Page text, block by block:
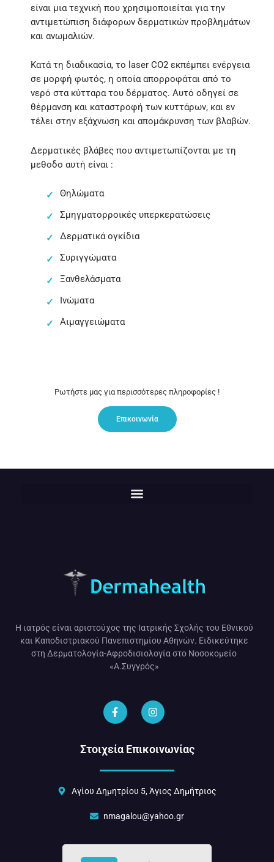
είναι μια τεχνική που χρησιμοποιείται για την
αντιμετώπιση διάφορων δερματικών προβλημάτων
και ανωμαλιών.
Κατά τη διαδικασία, το laser CO2 εκπέμπει ενέργεια
σε μορφή φωτός, η οποία απορροφάται από το
νερό στα κύτταρα του δέρματος. Αυτό οδηγεί σε
θέρμανση και καταστροφή των κυττάρων, και εν
τέλει στην εξάχνωση και απομάκρυνση των βλαβών.
Δερματικές βλάβες που αντιμετωπίζονται με τη
μεθοδο αυτή είναι :
Θηλώματα
Σμηγματορροικές υπερκερατώσεις
Δερματικά ογκίδια
Συριγγώματα
Ξανθελάσματα
Ινώματα
Αιμαγγειώματα
Ρωτήστε μας για περισσότερες πληροφορίες !
Επικοινωνία
Η ιατρός είναι αριστούχος της Ιατρικής Σχολής του Εθνικού
και Καποδιστριακού Πανεπιστημίου Αθηνών. Ειδικεύτηκε
στη Δερματολογία-Αφροδισιολογία στο Νοσοκομείο
«Α.Συγγρός»
Στοιχεία Επικοινωνίας
Αγίου Δημητρίου 5, Άγιος Δημήτριος
nmagalou@yahoo.gr